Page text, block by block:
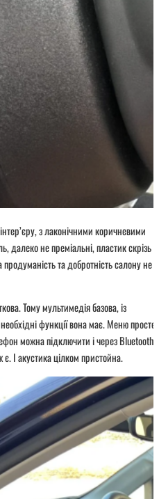
інтер’єру, з лаконічними коричневими
далеко не преміальні, пластик скрізь
продуманість та добротність салону не
Тому мультимедія базова, із
функції вона має. Меню просте
можна підключити і через Bluetooth,
є. І акустика цілком пристойна.